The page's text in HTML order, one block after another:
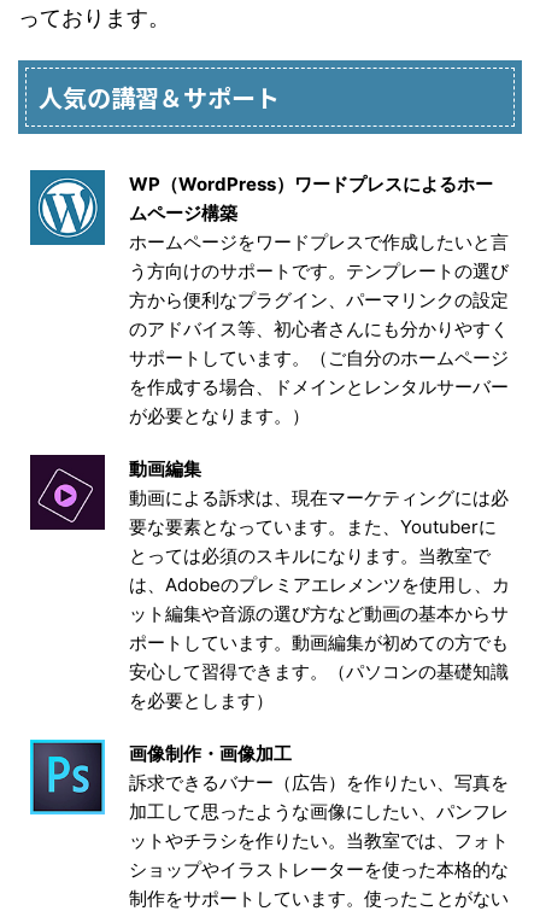
っております。
人気の講習＆サポート
WP（WordPress）ワードプレスによるホー
ムページ構築
ホームページをワードプレスで作成したいと言
う方向けのサポートです。テンプレートの選び
方から便利なプラグイン、パーマリンクの設定
のアドバイス等、初心者さんにも分かりやすく
サポートしています。（ご自分のホームページ
を作成する場合、ドメインとレンタルサーバー
が必要となります。）
動画編集
動画による訴求は、現在マーケティングには必
要な要素となっています。また、Youtuberに
とっては必須のスキルになります。当教室で
は、Adobeのプレミアエレメンツを使用し、カ
ット編集や音源の選び方など動画の基本からサ
ポートしています。動画編集が初めての方でも
安心して習得できます。（パソコンの基礎知識
を必要とします）
画像制作・画像加工
訴求できるバナー（広告）を作りたい、写真を
加工して思ったような画像にしたい、パンフレ
ットやチラシを作りたい。当教室では、フォト
ショップやイラストレーターを使った本格的な
制作をサポートしています。使ったことがない